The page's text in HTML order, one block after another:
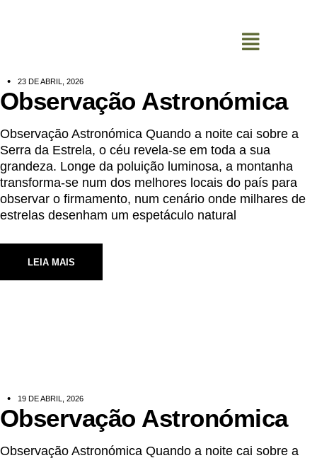
23 DE ABRIL, 2026
Observação Astronómica
Observação Astronómica Quando a noite cai sobre a
Serra da Estrela, o céu revela-se em toda a sua
grandeza. Longe da poluição luminosa, a montanha
transforma-se num dos melhores locais do país para
observar o firmamento, num cenário onde milhares de
estrelas desenham um espetáculo natural
LEIA MAIS
19 DE ABRIL, 2026
Observação Astronómica
Observação Astronómica Quando a noite cai sobre a